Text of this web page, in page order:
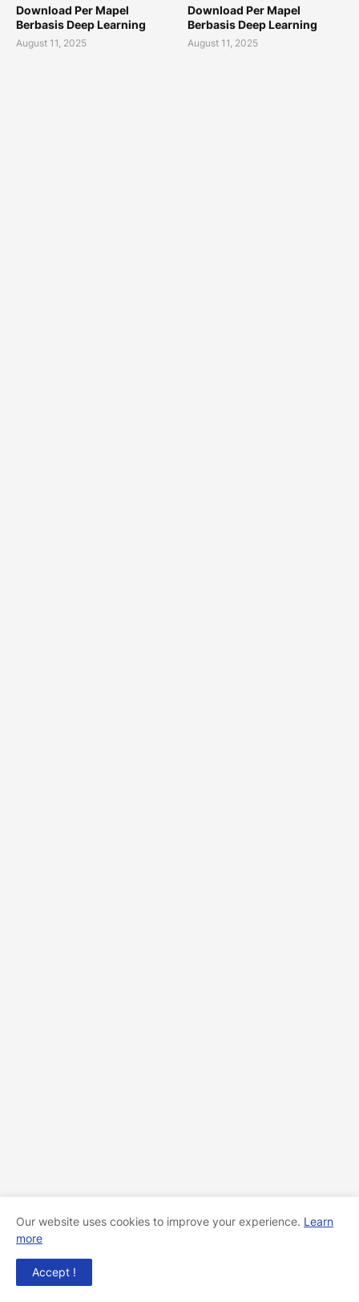
Download Per Mapel
Berbasis Deep Learning
August 11, 2025
Download Per Mapel
Berbasis Deep Learning
August 11, 2025
Our website uses cookies to improve your experience. Learn
more
Accept !